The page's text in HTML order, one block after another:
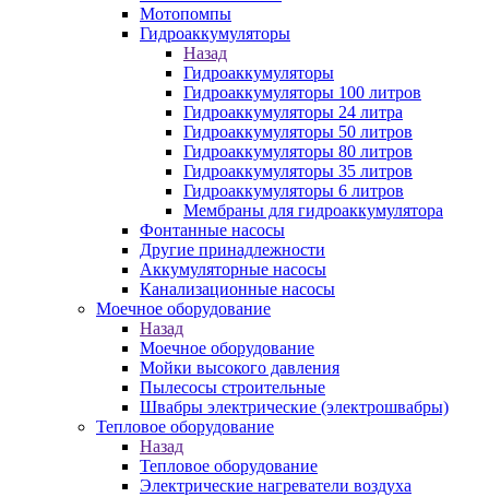
Мотопомпы
Гидроаккумуляторы
Назад
Гидроаккумуляторы
Гидроаккумуляторы 100 литров
Гидроаккумуляторы 24 литра
Гидроаккумуляторы 50 литров
Гидроаккумуляторы 80 литров
Гидроаккумуляторы 35 литров
Гидроаккумуляторы 6 литров
Мембраны для гидроаккумулятора
Фонтанные насосы
Другие принадлежности
Аккумуляторные насосы
Канализационные насосы
Моечное оборудование
Назад
Моечное оборудование
Мойки высокого давления
Пылесосы строительные
Швабры электрические (электрошвабры)
Тепловое оборудование
Назад
Тепловое оборудование
Электрические нагреватели воздуха